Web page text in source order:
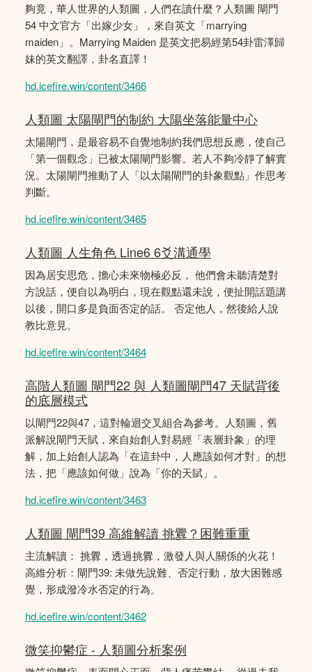
夠竟，華人世界的人類圖，人們在讀什麼？人類圖 閘門
54 中文官方「出嫁少女」，來自英文「marrying
maiden」。Marrying Maiden 是英文把易經第54卦雷澤歸
妹的英文翻譯，卦名直譯！
hd.icefire.win/content/3466
人類圖 太陽閘門的制約 大陽坐落能量中心
太陽閘門，是最容易不自覺地制約我們思想反應，使自己
「第一個觀念」已被太陽閘門影響。若人不夠冷靜了解實
況。太陽閘門推動了人「以太陽閘門的卦象觀點」作思考
判斷。
hd.icefire.win/content/3465
人類圖 人生角色 Line6 6爻溝通學
因為居安思危，擔心未來物極必反， 他們會未聽清楚對
方說話，便自以為明白，現在觀點還未說，便扯開話題講
以後，開口多是負面否定的話。 否定他人，然後給人說
教比意見。
hd.icefire.win/content/3464
高階人類圖 閘門22 與 人類圖閘門47 天賦背後
的底層模式
以閘門22與47，這對輪迴交叉組合為參考。人類圖，舊
派解說閘門天賦，來自始創人對易經「表層卦象」的理
解，加上始創人認為「在這卦中，人應該如何才對」的想
法，把「應該如何做」說為「你的天賦」。
hd.icefire.win/content/3463
人類圖 閘門39 高維解讀 挑釁？困難重重
主流解讀： 挑釁，透過挑釁，激發人與人關係的火花！
高維分析：閘門39: 未做先說難、否定行動，放大困難感
覺，形成潑冷水否定的行為。
hd.icefire.win/content/3462
微笑抑鬱症 - 人類圖分析案例